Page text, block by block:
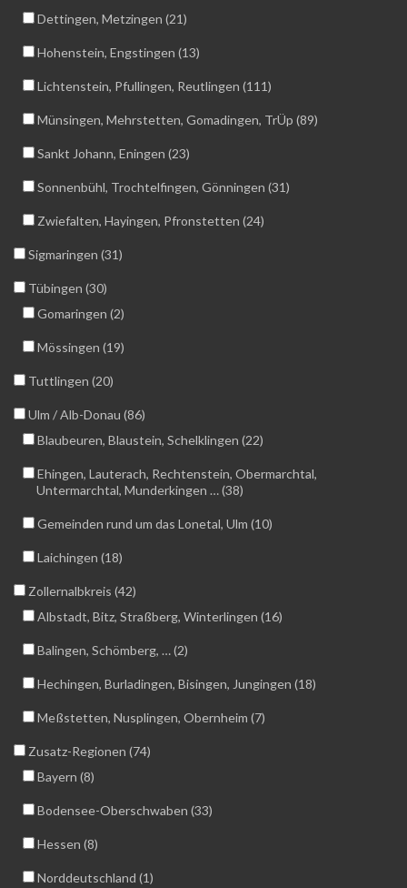
Dettingen, Metzingen (21)
Hohenstein, Engstingen (13)
Lichtenstein, Pfullingen, Reutlingen (111)
Münsingen, Mehrstetten, Gomadingen, TrÜp (89)
Sankt Johann, Eningen (23)
Sonnenbühl, Trochtelfingen, Gönningen (31)
Zwiefalten, Hayingen, Pfronstetten (24)
Sigmaringen (31)
Tübingen (30)
Gomaringen (2)
Mössingen (19)
Tuttlingen (20)
Ulm / Alb-Donau (86)
Blaubeuren, Blaustein, Schelklingen (22)
Ehingen, Lauterach, Rechtenstein, Obermarchtal,
Untermarchtal, Munderkingen … (38)
Gemeinden rund um das Lonetal, Ulm (10)
Laichingen (18)
Zollernalbkreis (42)
Albstadt, Bitz, Straßberg, Winterlingen (16)
Balingen, Schömberg, … (2)
Hechingen, Burladingen, Bisingen, Jungingen (18)
Meßstetten, Nusplingen, Obernheim (7)
Zusatz-Regionen (74)
Bayern (8)
Bodensee-Oberschwaben (33)
Hessen (8)
Norddeutschland (1)